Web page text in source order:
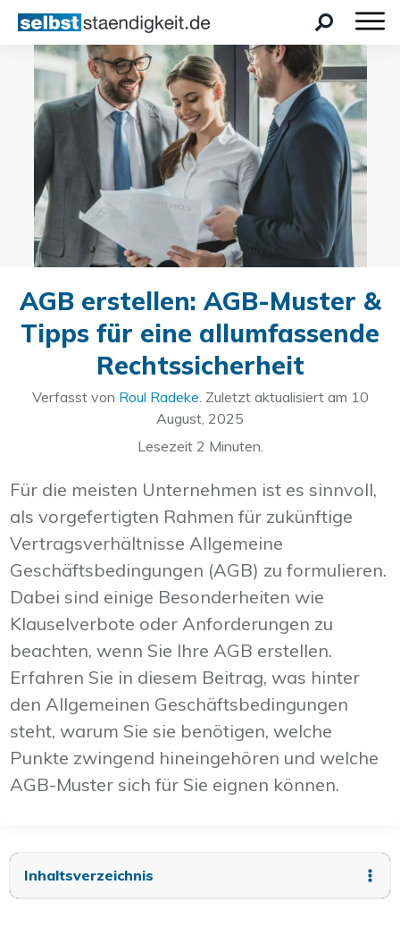
AGB erstellen: AGB-Muster &
Tipps für eine allumfassende
Rechtssicherheit
Verfasst von Roul Radeke. Zuletzt aktualisiert am 10
August, 2025
Lesezeit 2 Minuten.
Für die meisten Unternehmen ist es sinnvoll,
als vorgefertigten Rahmen für zukünftige
Vertragsverhältnisse Allgemeine
Geschäftsbedingungen (AGB) zu formulieren.
Dabei sind einige Besonderheiten wie
Klauselverbote oder Anforderungen zu
beachten, wenn Sie Ihre AGB erstellen.
Erfahren Sie in diesem Beitrag, was hinter
den Allgemeinen Geschäftsbedingungen
steht, warum Sie sie benötigen, welche
Punkte zwingend hineingehören und welche
AGB-Muster sich für Sie eignen können.
Inhaltsverzeichnis